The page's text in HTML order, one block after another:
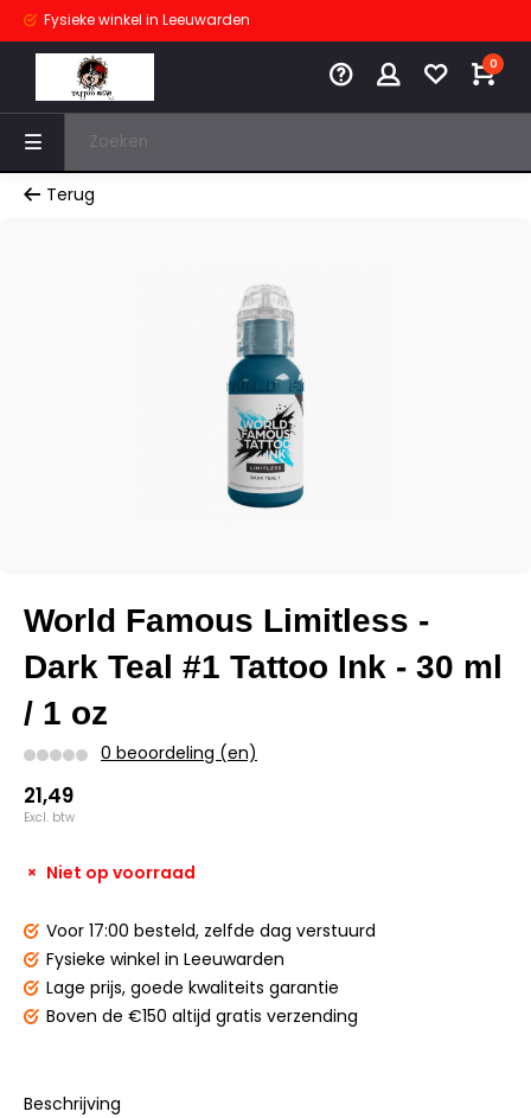
Fysieke winkel in Leeuwarden
0
Terug
World Famous Limitless -
Dark Teal #1 Tattoo Ink - 30 ml
/ 1 oz
0 beoordeling (en)
21,49
Excl. btw
Niet op voorraad
Voor 17:00 besteld, zelfde dag verstuurd
Fysieke winkel in Leeuwarden
Lage prijs, goede kwaliteits garantie
Boven de €150 altijd gratis verzending
Beschrijving